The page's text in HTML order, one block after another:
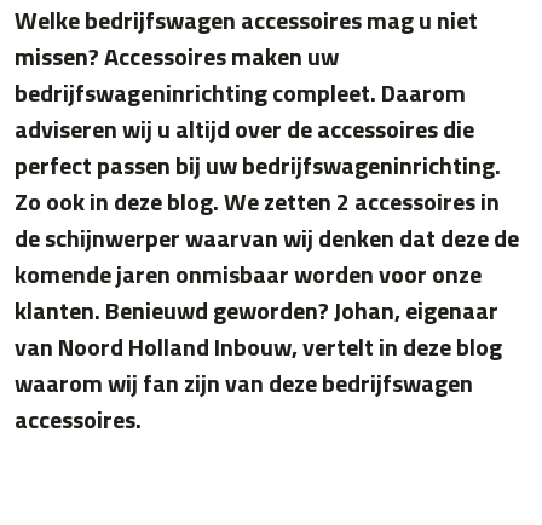
Welke bedrijfswagen accessoires mag u niet
missen? Accessoires maken uw
bedrijfswageninrichting compleet. Daarom
adviseren wij u altijd over de accessoires die
perfect passen bij uw bedrijfswageninrichting.
Zo ook in deze blog. We zetten 2 accessoires in
de schijnwerper waarvan wij denken dat deze de
komende jaren onmisbaar worden voor onze
klanten. Benieuwd geworden? Johan, eigenaar
van Noord Holland Inbouw, vertelt in deze blog
waarom wij fan zijn van deze bedrijfswagen
accessoires.